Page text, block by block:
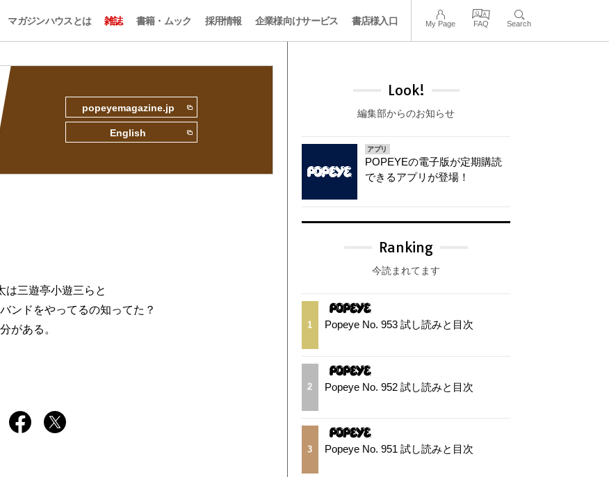
マガジンハウスとは 雑誌 書籍・ムック 採用情報 企業様向けサービス 書店様入口 My Page FAQ Search
popeyemagazine.jp
English
は三遊亭小遊三らと
ンドをやってるの知ってた？
がある。
Look!
編集部からのお知らせ
アプリ
POPEYEの電子版が定期購読
できるアプリが登場！
Ranking
今読まれてます
1 Popeye No. 953 試し読みと目次
2 Popeye No. 952 試し読みと目次
3 Popeye No. 951 試し読みと目次